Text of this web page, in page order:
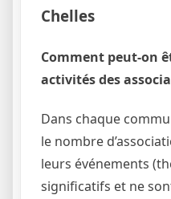
Chelles
Comment peut-on
activités des
Dans chaque
le nombre
leurs événements
significatifs et ne